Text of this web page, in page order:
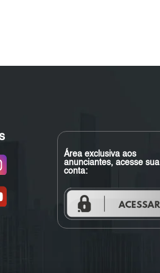
Área exclusiva aos
anunciantes, acesse sua
conta: